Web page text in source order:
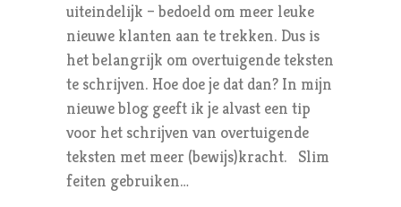
uiteindelijk – bedoeld om meer leuke
nieuwe klanten aan te trekken. Dus is
het belangrijk om overtuigende teksten
te schrijven. Hoe doe je dat dan? In mijn
nieuwe blog geeft ik je alvast een tip
voor het schrijven van overtuigende
teksten met meer (bewijs)kracht. Slim
feiten gebruiken…